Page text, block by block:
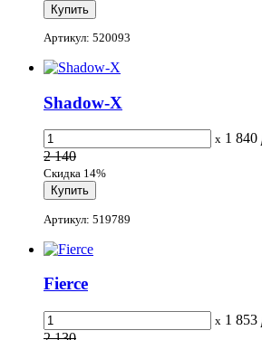
Артикул: 520093
Shadow-X
x 1 840
2 140
Скидка 14%
Артикул: 519789
Fierce
x 1 853